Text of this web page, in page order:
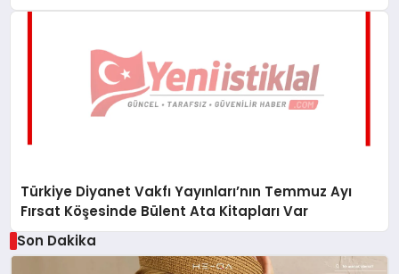
Türkiye Diyanet Vakfı Yayınları’nın Temmuz Ayı
Fırsat Köşesinde Bülent Ata Kitapları Var
Son Dakika